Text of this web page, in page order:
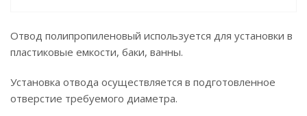
Отвод полипропиленовый используется для установки в
пластиковые емкости, баки, ванны.
Установка отвода осуществляется в подготовленное
отверстие требуемого диаметра.